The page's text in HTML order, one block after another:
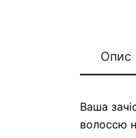
Опис
Ваша
волоссю